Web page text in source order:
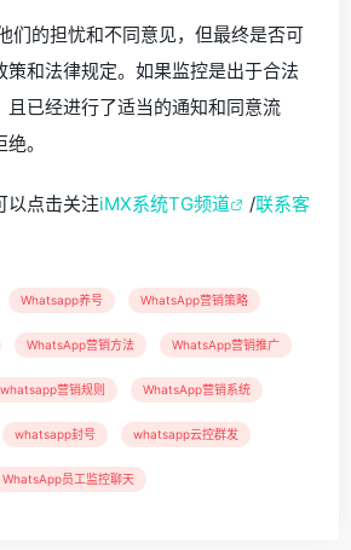
们的担忧和不同意见，但最终是否可
策和法律规定。如果监控是出于合法
且已经进行了适当的通知和同意流
。
以点击关注iMX系统TG频道 /联系客
Whatsapp养号 WhatsApp营销策略
WhatsApp营销方法 WhatsApp营销推广
whatsapp营销规则 WhatsApp营销系统
whatsapp封号 whatsapp云控群发
WhatsApp员工监控聊天